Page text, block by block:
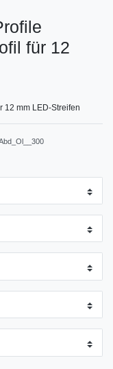
für 12
12 mm LED-Streifen